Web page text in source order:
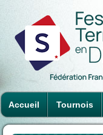
Accueil Tournois